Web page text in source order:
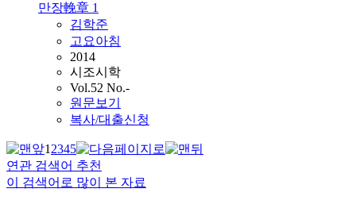
만장輓章 1
김학준
고요아침
2014
시조시학
Vol.52 No.-
원문보기
복사/대출신청
12345
연관 검색어 추천
이 검색어로 많이 본 자료